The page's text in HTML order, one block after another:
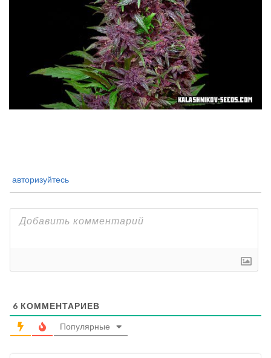
авторизуйтесь
6 КОММЕНТАРИЕВ
Популярные